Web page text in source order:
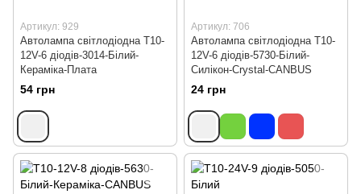
Артикул: 929
Автолампа світлодіодна Т10-
12V-6 діодів-3014-Білий-
Кераміка-Плата
54 грн
Артикул: 706
Автолампа світлодіодна Т10-
12V-6 діодів-5730-Білий-
Силікон-Crystal-CANBUS
24 грн